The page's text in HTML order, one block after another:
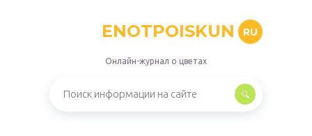
ENOTPOISKUN RU
Онлайн-журнал о цветах